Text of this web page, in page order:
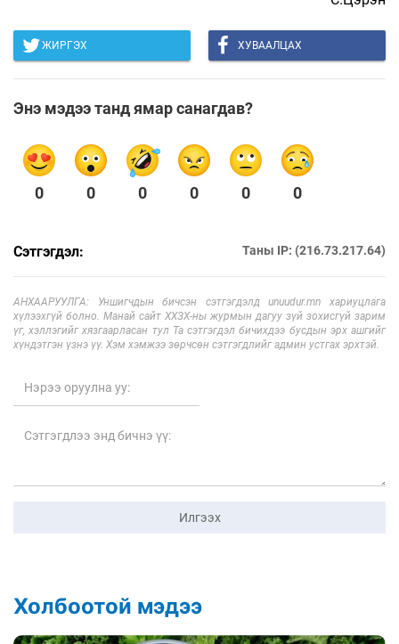
ЖИРГЭХ ХУВААЛЦАХ
Энэ мэдээ танд ямар санагдав?
0 0 0 0 0 0
Сэтгэгдэл: Таны IP: (216.73.217.64)
АНХААРУУЛГА: Уншигчдын бичсэн сэтгэгдэлд unuudur.mn хариуцлага
хүлээхгүй болно. Манай сайт ХХЗХ-ны журмын дагуу зүй зохисгүй зарим
үг, хэллэгийг хязгаарласан тул Та сэтгэгдэл бичихдээ бусдын эрх ашгийг
хүндэтгэн үзнэ үү. Хэм хэмжээ зөрчсөн сэтгэгдлийг админ устгах эрхтэй.
Илгээх
Холбоотой мэдээ